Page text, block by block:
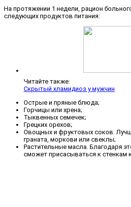
На протяжении 1 недели, рацион
следующих продуктов питания:
Читайте также:
Скрытый хламидиоз у мужчин
Острые и пряные блюда;
Горчицы или хрена;
Тыквенных семечек;
Грецких орехов;
Овощных и фруктовых соков.
граната, моркови или свеклы;
Растительные масла. Благодаря
сможет присасываться к стенкам